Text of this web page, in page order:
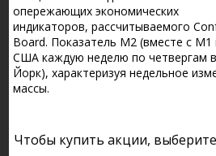
опережающих экономических
индикаторов, рассчитываемого
Board. Показатель М2 (вместе с М1
США каждую неделю по четвергам
Йорк), характеризуя недельное
массы.
Чтобы купить акции,